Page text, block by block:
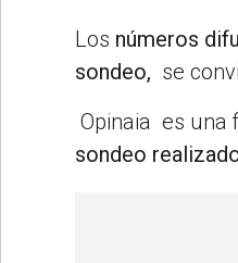
Los números
sondeo, se
Opinaia es una
sondeo